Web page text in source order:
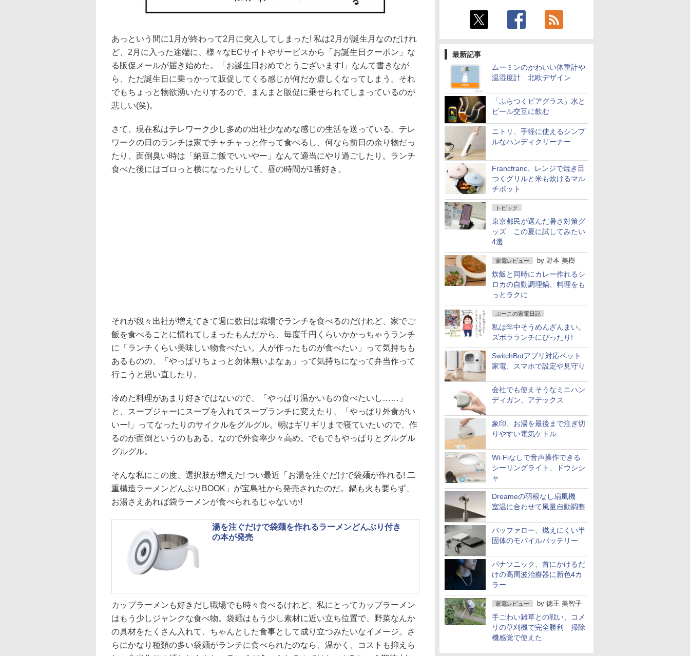
最新記事
ムーミンのかわいい体重計や
温湿度計 北欧デザイン
「ふらつくビアグラス」水と
ビール交互に飲む
ニトリ、手軽に使えるシンプ
ルなハンディクリーナー
Francfranc、レンジで焼き目
つくグリルと米も炊けるマル
チポット
トピック
東京都民が選んだ暑さ対策グ
ッズ この夏に試してみたい
4選
家電レビュー by 野本 美樹
炊飯と同時にカレー作れるシ
ロカの自動調理鍋、料理をも
っとラクに
ぷーこの家電日記
私は年中そうめんざんまい。
ズボラランチにぴったり!
SwitchBotアプリ対応ペット
家電、スマホで設定や見守り
会社でも使えそうなミニハン
ディガン、アテックス
象印、お湯を最後まで注ぎ切
りやすい電気ケトル
Wi-Fiなしで音声操作できる
シーリングライト、ドウシシ
ャ
Dreameの羽根なし扇風機
室温に合わせて風量自動調整
バッファロー、燃えにくい半
固体のモバイルバッテリー
パナソニック、首にかけるだ
けの高周波治療器に新色4カ
ラー
家電レビュー by 徳王 美智子
手ごわい雑草との戦い、コメ
リの草刈機で完全勝利 掃除
機感覚で使えた
あっという間に1月が終わって2月に突入してしまった! 私は2月が誕生月なのだけれ
ど、2月に入った途端に、様々なECサイトやサービスから「お誕生日クーポン」な
る販促メールが届き始めた。「お誕生日おめでとうございます!」なんて書きなが
ら、ただ誕生日に乗っかって販促してくる感じが何だか虚しくなってしまう。それ
でもちょっと物欲湧いたりするので、まんまと販促に乗せられてしまっているのが
悲しい(笑)。
さて、現在私はテレワーク少し多めの出社少なめな感じの生活を送っている。テレ
ワークの日のランチは家でチャチャっと作って食べるし、何なら前日の余り物だっ
たり、面倒臭い時は「納豆ご飯でいいやー」なんて適当にやり過ごしたり。ランチ
食べた後にはゴロっと横になったりして、昼の時間が1番好き。
それが段々出社が増えてきて週に数日は職場でランチを食べるのだけれど、家でご
飯を食べることに慣れてしまったもんだから、毎度千円くらいかかっちゃうランチ
に「ランチくらい美味しい物食べたい。人が作ったものが食べたい」って気持ちも
あるものの、「やっぱりちょっと勿体無いよなぁ」って気持ちになって弁当作って
行こうと思い直したり。
冷めた料理があまり好きではないので、「やっぱり温かいもの食べたいし……」
と、スープジャーにスープを入れてスープランチに変えたり、「やっぱり外食がい
いー!」ってなったりのサイクルをグルグル。朝はギリギリまで寝ていたいので、作
るのが面倒というのもある。なので外食率少々高め。でもでもやっぱりとグルグル
グルグル。
そんな私にこの度、選択肢が増えた! つい最近「お湯を注ぐだけで袋麺が作れる! 二
重構造ラーメンどんぶりBOOK」が宝島社から発売されたのだ。鍋も火も要らず、
お湯さえあれば袋ラーメンが食べられるじゃないか!
湯を注ぐだけで袋麺を作れるラーメンどんぶり付き
の本が発売
カップラーメンも好きだし職場でも時々食べるけれど、私にとってカップラーメン
はもう少しジャンクな食べ物。袋麺はもう少し素材に近い立ち位置で、野菜なんか
の具材をたくさん入れて、ちゃんとした食事として成り立つみたいなイメージ。さ
らにかなり種類の多い袋麺がランチに食べられたのなら、温かく、コストも抑えら